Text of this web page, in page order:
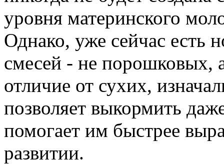
уровня материнского
Однако, уже сейчас есть
смесей - не порошковых,
отличие от сухих,
позволяет выкормить
помогает им быстрее
развитии.